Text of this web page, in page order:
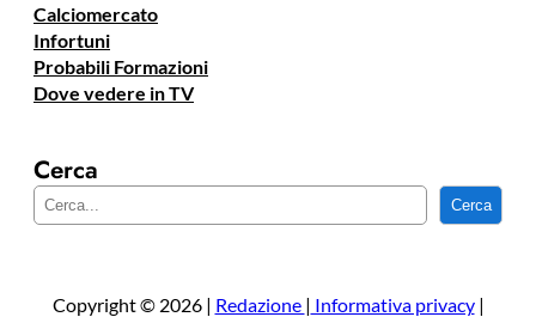
Calciomercato
Infortuni
Probabili Formazioni
Dove vedere in TV
Cerca
e
a
Cerca
Copyright © 2026 | Redazione | Informativa privacy|